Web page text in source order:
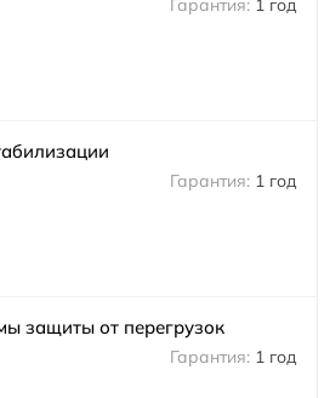
1 год
1 год
защиты от перегрузок
1 год